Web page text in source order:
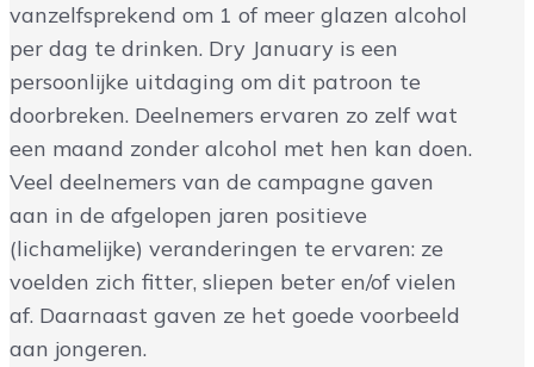
vanzelfsprekend om 1 of meer glazen alcohol
per dag te drinken. Dry January is een
persoonlijke uitdaging om dit patroon te
doorbreken. Deelnemers ervaren zo zelf wat
een maand zonder alcohol met hen kan doen.
Veel deelnemers van de campagne gaven
aan in de afgelopen jaren positieve
(lichamelijke) veranderingen te ervaren: ze
voelden zich fitter, sliepen beter en/of vielen
af. Daarnaast gaven ze het goede voorbeeld
aan jongeren.